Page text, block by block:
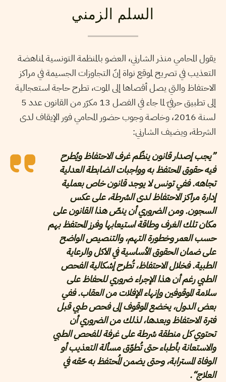
السلم الزمني
يقول المحامي منذر الشارني، العضو بالمنظمة التونسية لمناهضة
التعذيب في تصريح لموقع نواة إنّ التجاوزات الجسيمة في مراكز
الاحتفاظ والتي يصل أقصاها إلى الموت، تطرح حاجة استعجالية
إلى تطبيق حرفيّ لما جاء في الفصل 13 مكرّر من القانون عدد 5
لسنة 2016، وخاصة وجوب حضور المحامي فور الإيقاف لدى
الشرطة، ويضيف الشارني:
”يجب إصدار قانون ينظّم غرف الاحتفاظ ويُطرح
فيه حقوق المحتفظ به وواجبات الضابطة العدلية
تجاهه. ففي تونس لا يوجد قانون خاص بعملية
إدارة مراكز الاحتفاظ لدى الشرطة، على عكس
السجون. ومن الضروري أن ينصّ هذا القانون على
مكان تلك الغرف وطاقة استيعابها وفرز المحتفظ بهم
حسب العمر وخطورة التهم، والتنصيص الواضح
على ضمان الحقوق الأساسية في الاكل والرعاية
الطبية. فخلال الاحتفاظ، تُطرح إشكالية الفحص
الطبي رغم أن هذا الإجراء ضروري للحفاظ على
سلامة الموقوفين وإنهاء الإفلات من العقاب. ففي
بعض الدول، يخضع الموقوف إلى فحص طبي قبل
فترة الاحتفاظ وبعدها، لذلك من الضروري أن
تحتوي كل منطقة شرطة على غرفة للفحص الطبي
والاستعانة بأطباء حتى تُطوّق مسألة التعذيب أو
الوفاة المسترابة، وحتى يضمن المُحتفظ به حّقه في
العلاج“.